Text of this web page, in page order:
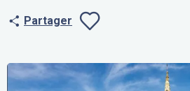
Partager